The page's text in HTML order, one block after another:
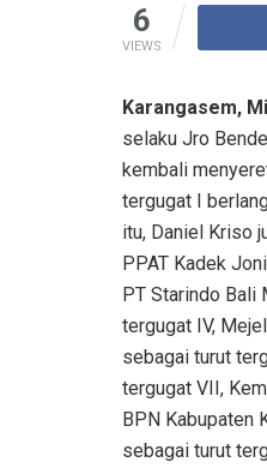
6
VIEWS
Karangasem,
selaku Jro
kembali
tergugat I
itu, Daniel Kriso
PPAT Kadek
PT Starindo Bali
tergugat IV,
sebagai turut
tergugat VII,
BPN Kabupaten
sebagai turut